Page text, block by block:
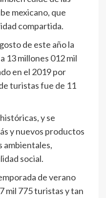
mexicano, que
compartida.
de este año la
13 millones 012 mil
en el 2019 por
turistas fue de 11
y se
y nuevos productos
ambientales,
social.
de verano
mil 775 turistas y tan